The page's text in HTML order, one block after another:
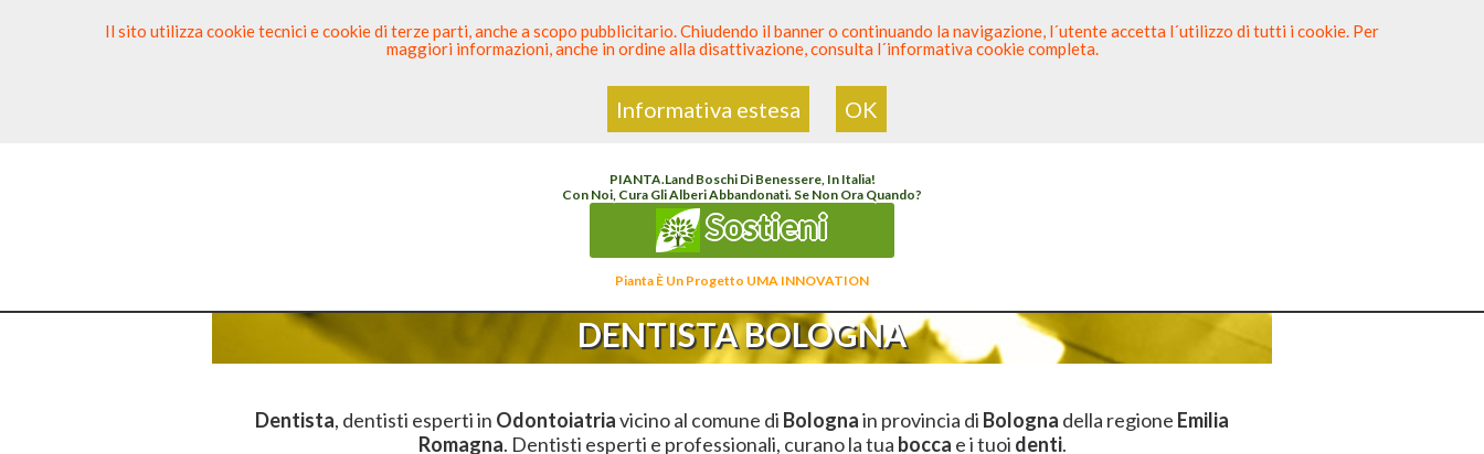
Elenco Dentista Sicuro>Odontoiatria>Dentista>Emilia Romagna
PIANTA.LandBoschi Di Benessere, In Italia!
Con Noi, Cura Gli Alberi Abbandonati. Se Non Ora Quando?
Sostieni
Pianta È Un Progetto UMA INNOVATION
DENTISTA BOLOGNA
Dentista, dentisti esperti in Odontoiatriavicino al comune di Bolognain provincia di Bologna della regione Emilia
Romagna. Dentisti esperti e professionali, curano la tua bocca e i tuoi denti.
Il sito utilizza cookie tecnici e cookie di terze parti, anche a scopo pubblicitario. Chiudendo il banner o continuando la navigazione, l´utente accetta l´utilizzo di tutti i cookie. Per
maggiori informazioni, anche in ordine alla disattivazione, consulta l´informativa cookie completa.
Informativa estesa OK